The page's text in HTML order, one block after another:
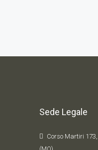
Sede Legale
Corso Martiri